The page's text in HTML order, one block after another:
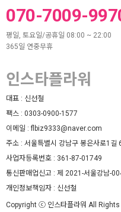
070-7009-
평일, 토요일/공휴일 08:00 ~ 22:00
365일 연중무휴
인스타플라워
대표 : 신선철
팩스 : 0303-0900-1577
이메일 :flbiz9333@naver.com
주소 : 서울특별시 강남구 봉은사로1
사업자등록번호 : 361-87-01749
통신판매업신고 : 제 2021-서울강남-
개인정보책임자 : 신선철
Copyright ⓒ 인스타플라워 All